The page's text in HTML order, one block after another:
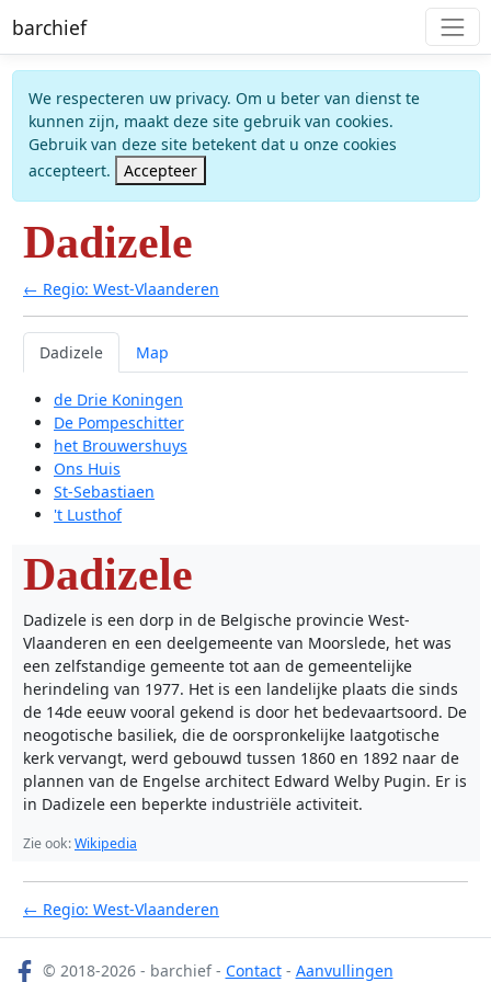
barchief
We respecteren uw privacy. Om u beter van dienst te
kunnen zijn, maakt deze site gebruik van cookies.
Gebruik van deze site betekent dat u onze cookies
accepteert.
Accepteer
Dadizele
← Regio: West-Vlaanderen
Dadizele Map
de Drie Koningen
De Pompeschitter
het Brouwershuys
Ons Huis
St-Sebastiaen
't Lusthof
Dadizele
Dadizele is een dorp in de Belgische provincie West-
Vlaanderen en een deelgemeente van Moorslede, het was
een zelfstandige gemeente tot aan de gemeentelijke
herindeling van 1977. Het is een landelijke plaats die sinds
de 14de eeuw vooral gekend is door het bedevaartsoord. De
neogotische basiliek, die de oorspronkelijke laatgotische
kerk vervangt, werd gebouwd tussen 1860 en 1892 naar de
plannen van de Engelse architect Edward Welby Pugin. Er is
in Dadizele een beperkte industriële activiteit.
Zie ook:Wikipedia
← Regio: West-Vlaanderen
© 2018-2026 - barchief - Contact- Aanvullingen